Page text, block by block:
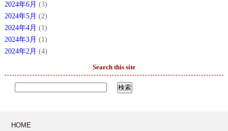
2024年6月 (3)
2024年5月 (2)
2024年4月 (1)
2024年3月 (1)
2024年2月 (4)
Search this site
HOME